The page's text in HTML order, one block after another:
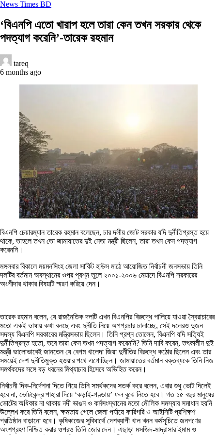
News Times BD
‘বিএনপি এতো খারাপ হলে তারা কেন তখন সরকার থেকে
পদত্যাগ করেনি’-তারেক রহমান
tareq
6 months ago
বিএনপি চেয়ারম্যান তারেক রহমান বলেছেন, চার দলীয় জোট সরকার যদি দুর্নীতিগ্রস্ত হয়ে
থাকে, তাহলে তখন তো জামায়াতের দুই নেতা মন্ত্রী ছিলেন, তারা তখন কেন পদত্যাগ
করেননি।
মঙ্গলবার বিকালে ময়মনসিংহ জেলা সার্কিট হাউস মাঠে আয়োজিত নির্বাচনী জনসভায় তিনি
দলটির বর্তমান অবস্থানের ওপর প্রশ্ন তুলে ২০০১-২০০৬ মেয়াদে বিএনপি সরকারের
অংশীদার থাকার বিষয়টি স্মরণ করিয়ে দেন।
তারেক রহমান বলেন, যে রাজনৈতিক দলটি এখন বিএনপির বিরুদ্ধে পালিয়ে যাওয়া স্বৈরাচারের
মতো একই ভাষায় কথা বলছে এবং দুর্নীতি নিয়ে অপপ্রচার চালাচ্ছে, সেই দলেরও দুজন
সদস্য বিএনপি সরকারের মন্ত্রিসভায় ছিলেন। তিনি প্রশ্ন তোলেন, বিএনপি যদি সত্যিই
দুর্নীতিগ্রস্ত হতো, তবে তারা কেন তখন পদত্যাগ করেননি? তিনি দাবি করেন, তৎকালীন দুই
মন্ত্রী ভালোভাবেই জানতেন যে বেগম খালেদা জিয়া দুর্নীতির বিরুদ্ধে কঠোর ছিলেন এবং তার
সময়েই দেশ দুর্নীতিমুক্ত হওয়ার পথে এগোচ্ছিল। জামায়াতের বর্তমান বক্তব্যকে তিনি নিজ
সমর্থকদের সঙ্গে বড় ধরনের মিথ্যাচার হিসেবে অভিহিত করেন।
নির্বাচনী দিক-নির্দেশনা দিতে গিয়ে তিনি সমর্থকদের সতর্ক করে বলেন, এবার শুধু ভোট দিলেই
হবে না, ভোটকেন্দ্র পাহারা দিয়ে ‘কড়াই-গণ্ডায়’ ফল বুঝে নিতে হবে। গত ১৫ বছর মানুষের
ভোটের অধিকার না থাকায় নদী ভাঙন ও কর্মসংস্থানের মতো মৌলিক সমস্যার সমাধান হয়নি
উল্লেখ করে তিনি বলেন, ক্ষমতায় গেলে জেলা পর্যায়ে কারিগরি ও আইসিটি প্রশিক্ষণ
প্রতিষ্ঠান বাড়ানো হবে। কৃষিকাজের সুবিধার্থে দেশব্যাপী খাল খনন কর্মসূচিতে জনগণের
অংশগ্রহণ নিশ্চিত করার ওপরও তিনি জোর দেন। এছাড়া মসজিদ-মাদ্রাসার ইমাম ও